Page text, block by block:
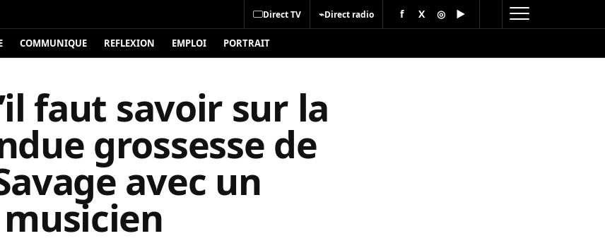
Direct TV ⌁Direct radio f X ◎ ▶
COMMUNIQUE REFLEXION EMPLOI PORTRAIT
faut savoir sur la
grossesse de
avec un